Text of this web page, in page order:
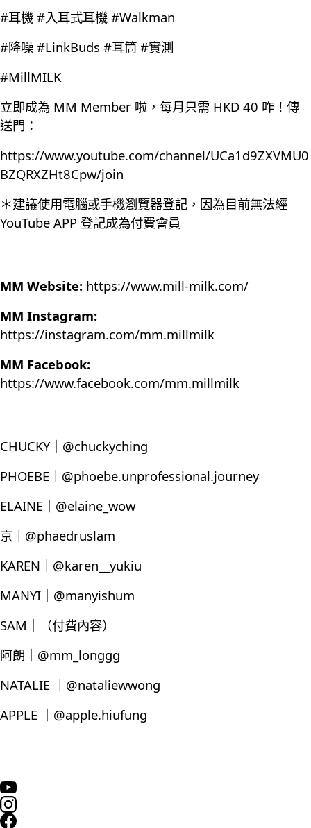
#耳機 #入耳式耳機 #Walkman
#降噪 #LinkBuds #耳筒 #實測
#MillMILK
立即成為 MM Member 啦，每月只需 HKD 40 咋！傳
送門：
https://www.youtube.com/channel/UCa1d9ZXVMU0
BZQRXZHt8Cpw/join
＊建議使用電腦或手機瀏覽器登記，因為目前無法經
YouTube APP 登記成為付費會員
MM Website: https://www.mill-milk.com/
MM Instagram:
https://instagram.com/mm.millmilk
MM Facebook:
https://www.facebook.com/mm.millmilk
CHUCKY｜@chuckyching
PHOEBE｜@phoebe.unprofessional.journey
ELAINE｜@elaine_wow
京｜@phaedruslam
KAREN｜@karen__yukiu
MANYI｜@manyishum
SAM｜（付費內容）
阿朗｜@mm_longgg
NATALIE ｜@nataliewwong
APPLE ｜@apple.hiufung